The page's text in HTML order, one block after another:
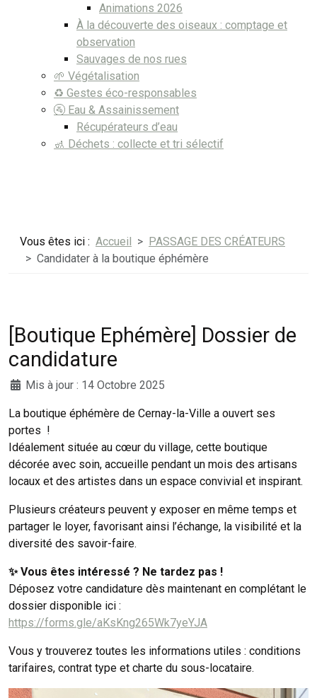
Animations 2026
À la découverte des oiseaux : comptage et
observation
Sauvages de nos rues
🌱 Végétalisation
♻️ Gestes éco-responsables
🚰 Eau & Assainissement
Récupérateurs d’eau
🚮 Déchets : collecte et tri sélectif
Vous êtes ici : Accueil
PASSAGE DES CRÉATEURS
Candidater à la boutique éphémère
[Boutique Ephémère] Dossier de
candidature
Mis à jour : 14 Octobre 2025
La boutique éphémère de Cernay-la-Ville a ouvert ses
portes !
Idéalement située au cœur du village, cette boutique
décorée avec soin, accueille pendant un mois des artisans
locaux et des artistes dans un espace convivial et inspirant.
Plusieurs créateurs peuvent y exposer en même temps et
partager le loyer, favorisant ainsi l’échange, la visibilité et la
diversité des savoir-faire.
✨ Vous êtes intéressé ? Ne tardez pas !
Déposez votre candidature dès maintenant en complétant le
dossier disponible ici :
https://forms.gle/aKsKng265Wk7yeYJA
Vous y trouverez toutes les informations utiles : conditions
tarifaires, contrat type et charte du sous-locataire.